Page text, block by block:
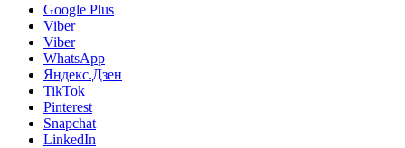
Google Plus
Viber
Viber
WhatsApp
Яндекс.Дзен
TikTok
Pinterest
Snapchat
LinkedIn